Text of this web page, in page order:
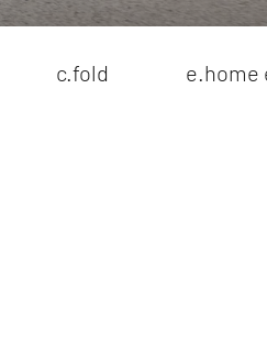
c.fold e.home